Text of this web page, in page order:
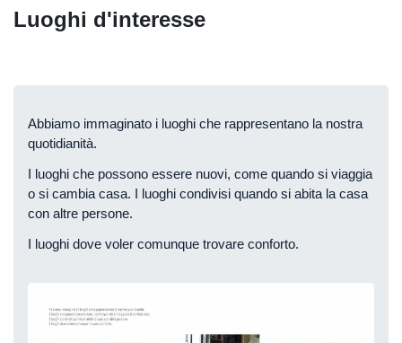
Luoghi d'interesse
Abbiamo immaginato i luoghi che rappresentano la nostra
quotidianità.
I luoghi che possono essere nuovi, come quando si viaggia
o si cambia casa. I luoghi condivisi quando si abita la casa
con altre persone.
I luoghi dove voler comunque trovare conforto.